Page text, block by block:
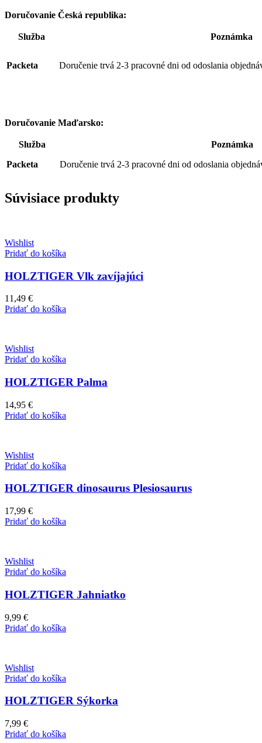
Doručovanie Česká republika:
Služba Poznámka
Packeta Doručenie trvá 2-3 pracovné dni od odoslania
Doručovanie Maďarsko:
Služba
Poznámka
Packeta
Doručenie trvá 2-3 pracovné dni od odoslania
Súvisiace produkty
Wishlist
Pridať do košíka
HOLZTIGER Vlk zavíjajúci
11,49 €
Pridať do košíka
Wishlist
Pridať do košíka
HOLZTIGER Palma
14,95 €
Pridať do košíka
Wishlist
Pridať do košíka
HOLZTIGER dinosaurus Plesiosaurus
17,99 €
Pridať do košíka
Wishlist
Pridať do košíka
HOLZTIGER Jahniatko
9,99 €
Pridať do košíka
Wishlist
Pridať do košíka
HOLZTIGER Sýkorka
7,99 €
Pridať do košíka